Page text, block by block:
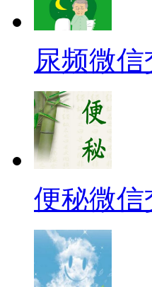
尿频微
便秘微信